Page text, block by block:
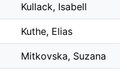
Kullack, Isabell
Kuthe, Elias
Mitkovska, Suzana